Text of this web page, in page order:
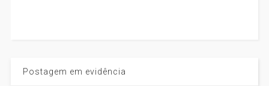
Postagem em evidência